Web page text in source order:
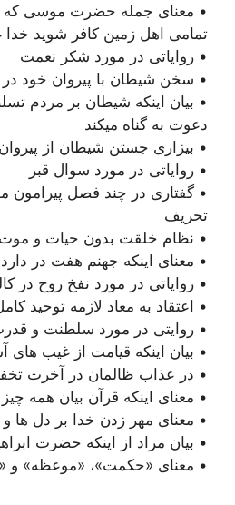
• معنای جمله حضرت موسی که
تمامی اهل زمین کافر شوید
• روایاتی در مورد شکر نعمت
• سخن شیطان با پیروان خود
• بیان اینکه شیطان بر مردم
دعوت به گناه میکند
• بیزاری جستن شیطان از
• روایاتی در مورد سوال قبر
• گفتاری در چند فصل پیرامون
تحریف
• نظام خلقت بدون حیات و موت
• معنای اینکه جهنم هفت در دارد
• روایاتی در مورد نفخ روح در
• اعتقاد به معاد لازمه توحید
• روایتی در مورد سلطنت و
• بیان اینکه قیامت از غیب
• در عذاب ظالمان در آخرت
• معنای اینکه قرآن بیان همه
• معنای مهر زدن خدا بر دل ها
• بیان مراد از اینکه حضرت
• معنای «حکمت»، «موعظه» و